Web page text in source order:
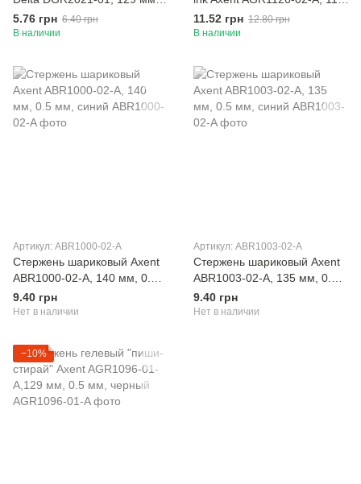
0.5 мм, черный
5.76 грн 6.40 грн
В наличии
мм, 0.5 мм, синий
11.52 грн 12.80 грн
В наличии
Артикул: ABR1000-02-A
Стержень шариковый Axent
ABR1000-02-A, 140 мм, 0.5
мм, синий
9.40 грн
Нет в наличии
Артикул: ABR1003-02-A
Стержень шариковый Axent
ABR1003-02-A, 135 мм, 0.5
мм, синий
9.40 грн
Нет в наличии
−10%